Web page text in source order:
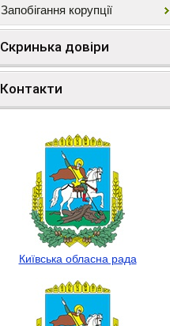
Запобігання корупції
Скринька довіри
Контакти
Київська обласна рада